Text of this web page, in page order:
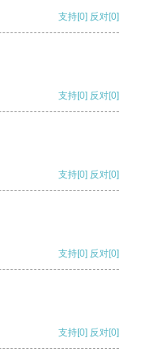
支持[0] 反对[0]
支持[0] 反对[0]
支持[0] 反对[0]
支持[0] 反对[0]
支持[0] 反对[0]